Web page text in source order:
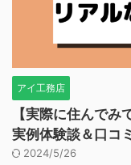
アイ工務店
【実際に住んで
実例体験談＆口コ
2024/5/26